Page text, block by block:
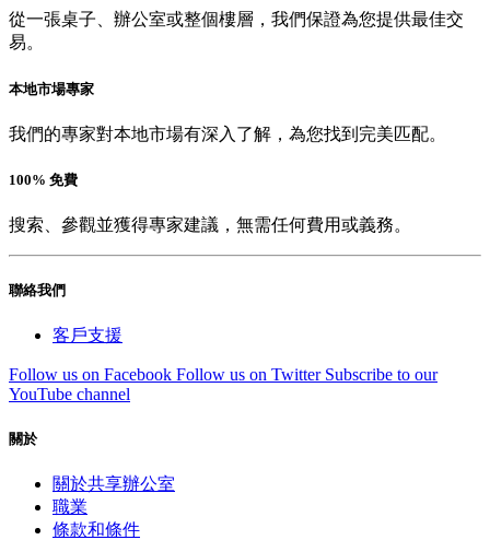
從一張桌子、辦公室或整個樓層，我們保證為您提供最佳交
易。
本地市場專家
我們的專家對本地市場有深入了解，為您找到完美匹配。
100% 免費
搜索、參觀並獲得專家建議，無需任何費用或義務。
聯絡我們
客戶支援
Follow us on Facebook Follow us on Twitter Subscribe to our
YouTube channel
關於
關於共享辦公室
職業
條款和條件